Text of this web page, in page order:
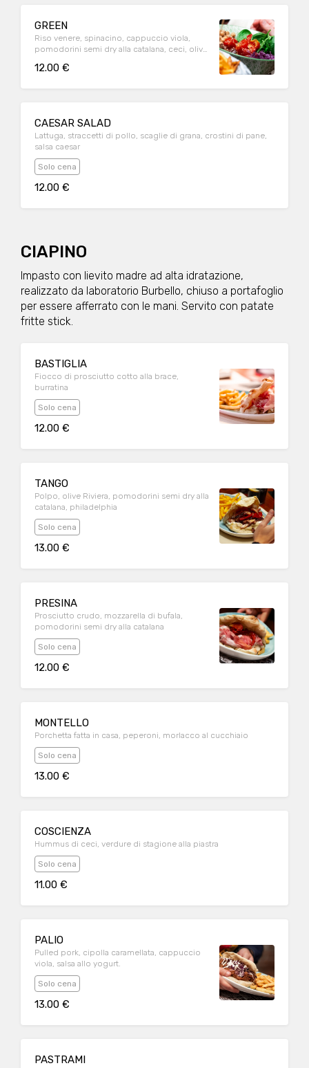
GREEN
Riso venere, spinacino, cappuccio viola,
pomodorini semi dry alla catalana, ceci, olive
12.00 €
CAESAR SALAD
Lattuga, straccetti di pollo, scaglie di grana, crostini di pane,
salsa caesar
Solo cena
12.00 €
CIAPINO
Impasto con lievito madre ad alta idratazione,
realizzato da laboratorio Burbello, chiuso a portafoglio
per essere afferrato con le mani. Servito con patate
fritte stick.
BASTIGLIA
Fiocco di prosciutto cotto alla brace,
burratina
Solo cena
12.00 €
TANGO
Polpo, olive Riviera, pomodorini semi dry alla
catalana, philadelphia
Solo cena
13.00 €
PRESINA
Prosciutto crudo, mozzarella di bufala,
pomodorini semi dry alla catalana
Solo cena
12.00 €
MONTELLO
Porchetta fatta in casa, peperoni, morlacco al cucchiaio
Solo cena
13.00 €
COSCIENZA
Hummus di ceci, verdure di stagione alla piastra
Solo cena
11.00 €
PALIO
Pulled pork, cipolla caramellata, cappuccio
viola, salsa allo yogurt.
Solo cena
13.00 €
PASTRAMI